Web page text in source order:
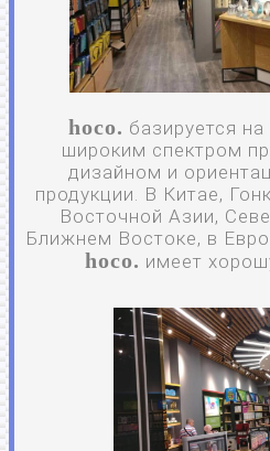
hoco. базируется
широким спектром
дизайном и
продукции. В Китае,
Восточной Азии,
Ближнем Востоке, в
hoco. имеет